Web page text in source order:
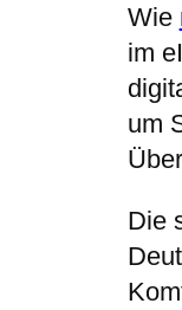
Wie
im
um
Die